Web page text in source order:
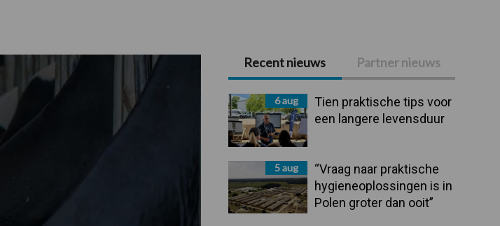
Primaire
Sidebar
Recent nieuws Partner nieuws
6 aug
Tien praktische tips voor
een langere levensduur
5 aug
“Vraag naar praktische
hygieneoplossingen is in
Polen groter dan ooit”